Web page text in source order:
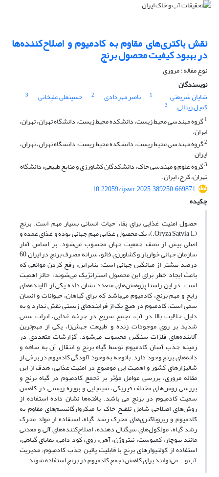
نقش باکتری‌های مقاوم به کادمیوم و اصلاح‌کننده‌ها
در بهبود کیفیت محصول برنج
نوع مقاله : مروری
نویسندگان
شایان شریعتی
1 ناصر مهردادی 2 حسینعلی علیخانی 3
کمیل زینالی
3
1گروه مهندسی محیط زیست، دانشکده محیط زیست، دانشگاه تهران، تهران،
ایران.
2گروه مهندسی محیط زیست، دانشکده محیط زیست، دانشگاه تهران، تهران،
ایران
3گروه علوم و مهندسی خاک، دانشکدگان کشاورزی و منابع طبیعی، دانشگاه
تهران، کرج، ایران.
10.22059/ijswr.2025.389250.669871
چکیده
حصول امنیت غذایی برای بقاء حیات انسانی بسیار مهم است. برنج
(Oryza Satvia L.)، یک محصول غذایی مهم جهانی بوده و غذای عمده و
اصلی بیش از نصف جمعیت جهان محسوب می‌شود. بر اساس آمار
سازمان جهانی خواربار و کشاورزی فائو، سرانه مصرف برنج در ایران 60
درصد بیشتر از میانگین جهانی است؛ بنابراین، رفع کردن موانعی که
باعث ایجاد خطر برای این محصول استراتژیک می‌شوند، حائز اهمیت
است. در این راستا پژوهش‌های متعدد نشان داده یکی از آلاینده‌های
رایج و مهم برنج، کادمیوم می‌باشد که برای گیاهان، حیوانات و انسان
سمی است. کادمیوم در هیچ یک از فرایندهای زیستی نقش ندارد و به
دلیل حلالیت بالا در آب، تجمع سریع در چرخه غذایی، اثرات سمی
شدید بر روی موجودات زنده و طبیعت جهش‌زا، یکی از مهم‌ترین
آلاینده‌های فلزات سنگین محسوب می‌شود. گزارشات متعددی در
زمینه جذب آسان کادمیوم توسط گیاه برنج و انتقال آن به ساقه و
دانه‌های برنج وجود دارد. باتوجه به وجود آلودگی کادمیوم در برخی از
شالیزارهای کشور و اهمیت این موضوع در امنیت غذایی، هدف از این
مقاله مروری، بررسی عوامل مؤثر بر تجمع کادمیوم در گیاه برنج و
بررسی روش‌های مختلف فیزیکی، شیمیایی و بویژه زیستی در کاهش
سمیت کادمیوم در برنج می باشد. یافته‌ها نشان داده استفاده از
روش‌های اصلاحی شامل تلقیح خاک با میکروارگانیسم‌های مقاوم به
کادمیوم و ریزوباکتری‌های محرک رشد گیاه، استفاده از مواد محرک
رشد گیاه، مولکول‌های سیگنال دهنده، اصلاح‌کننده‌های آلی و معدنی
مانند بیوچار، کمپوست، نیتروژن، آهن، روی، کود دامی، بقایای گیاهی،
استفاده از کولتیوارهای برنج با قابلیت پائین جذب کادمیوم، مدیریت
آب و... می‌توانند برای کاهش تجمع کادمیوم در برنج استفاده شوند.